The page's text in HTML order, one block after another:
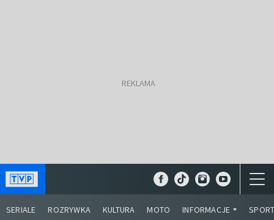
SERIALE ROZRYWKA KULTURA MOTO INFORMACJE